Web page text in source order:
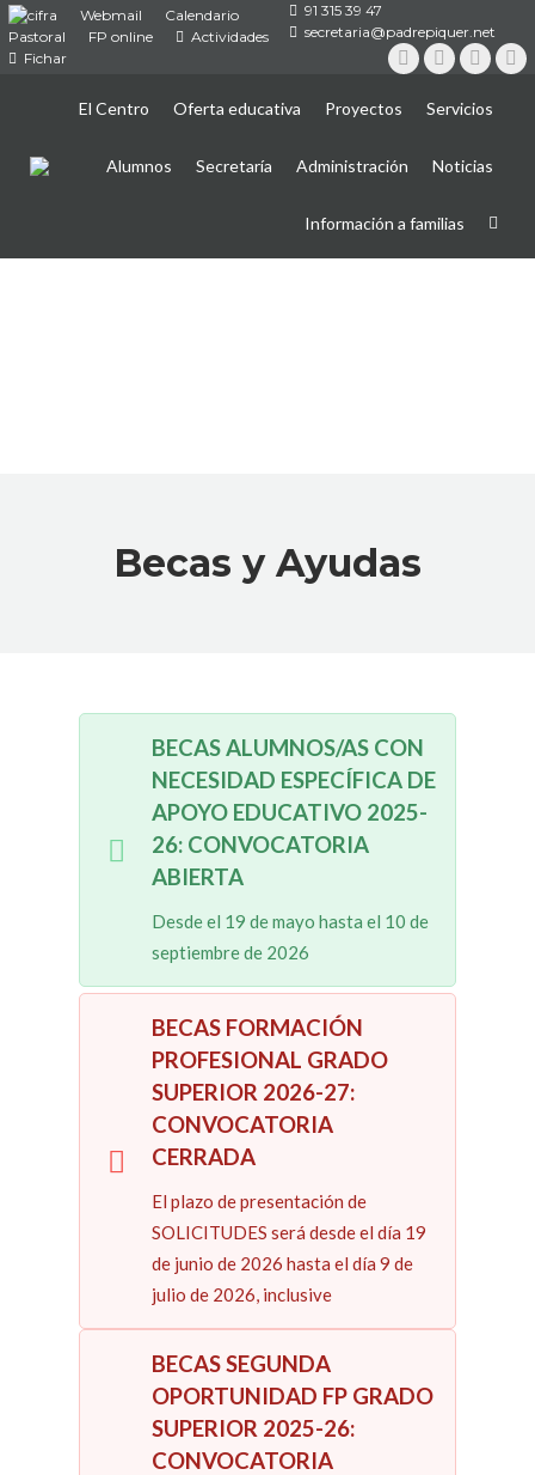
Webmail
Calendario
Pastoral
FP online
Actividades
Fichar
91 315 39 47
secretaria@padrepiquer.net
Instagram
Twitter
El Centro Oferta educativa Proyectos Servicios
Alumnos Secretaría Administración Noticias
Información a familias
Becas y Ayudas
BECAS ALUMNOS/AS CON
NECESIDAD ESPECÍFICA DE
APOYO EDUCATIVO 2025-
26: CONVOCATORIA
ABIERTA
Desde el 19 de mayo hasta el 10 de
septiembre de 2026
BECAS FORMACIÓN
PROFESIONAL GRADO
SUPERIOR 2026-27:
CONVOCATORIA
CERRADA
El plazo de presentación de
SOLICITUDES será desde el día 19
de junio de 2026 hasta el día 9 de
julio de 2026, inclusive
BECAS SEGUNDA
OPORTUNIDAD FP GRADO
SUPERIOR 2025-26:
CONVOCATORIA